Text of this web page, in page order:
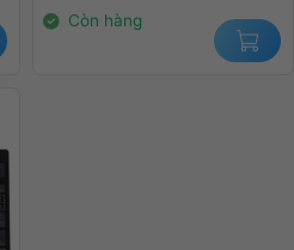
Còn hàng